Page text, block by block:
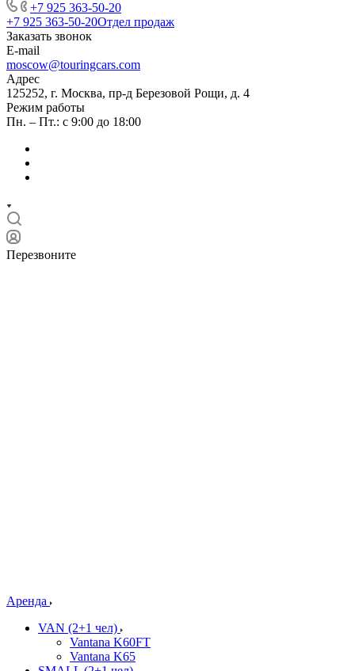
+7 925 363-50-20
+7 925 363-50-20Отдел продаж
Заказать звонок
E-mail
moscow@touringcars.com
Адрес
125252, г. Москва, пр-д Березовой Рощи, д. 4
Режим работы
Пн. – Пт.: с 9:00 до 18:00
Перезвоните
Аренда
VAN (2+1 чел)
Vantana K60FT
Vantana K65